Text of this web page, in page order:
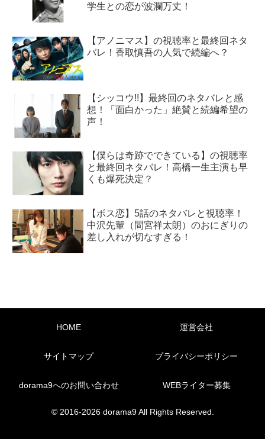
学生との恋が波瀾万丈！
【アノニマス】の視聴率と最終回ネタ
バレ！香取慎吾の人気で続編へ？
【シッコウ!!】最終回のネタバレと感
想！「面白かった」絶賛と続編希望の
声！
【僕らは奇跡でできている】の視聴率
と最終回ネタバレ！高橋一生主演も早
くも爆死決定？
【ボス恋】5話のネタバレと視聴率！
中沢先輩（間宮祥太朗）のおにぎりの
差し入れが切なすぎる！
HOME 運営会社
サイトマップ プライバシーポリシー
dorama9へのお問い合わせ WEBライター募集
© 2016-2026 dorama9 All Rights Reserved.